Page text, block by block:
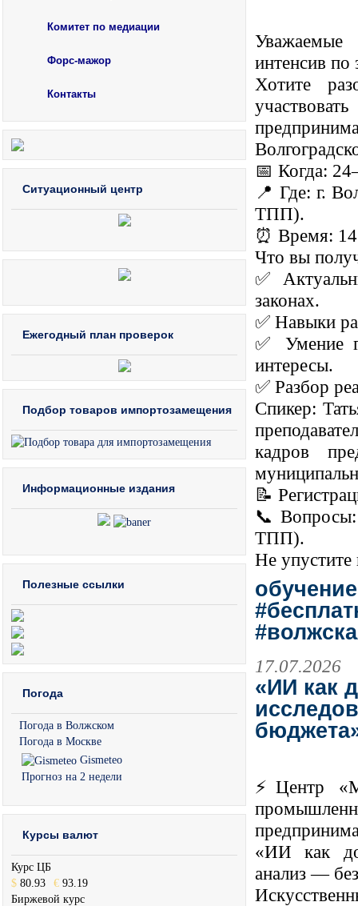
Комитет по медиации
Форс-мажор
Контакты
Ситуационный центр
Ежегодный план проверок
Подбор товаров импортозамещения
Информационные издания
Полезные ссылки
Погода
Погода в Волжском
Погода в Москве
Gismeteo
Прогноз на 2 недели
Курсы валют
Курс ЦБ
$ 80.93 € 93.19
Биржевой курс
Уважаемые
интенсив по
Хотите
📅 Когда:
📍 Где: г.
ТПП).
⏰ Время:
Что вы
✅
законах.
✅ Навыки
✅ Умение
интересы.
✅ Разбор
Спикер:
кадров
📝
📞
ТПП).
Не упустите
17.07.2026
«ИИ как
⚡️Центр
«ИИ как
анализ —